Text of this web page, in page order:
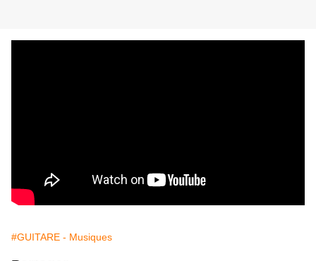
#GUITARE - Musiques